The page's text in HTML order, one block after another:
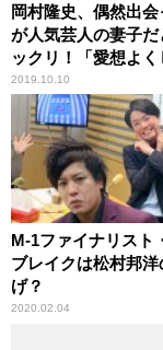
岡村隆史、偶然出
が人気芸人の妻子だ
ックリ！「愛想よく
良かった」
2019.10.10
M-1ファイナリスト
ブレイクは松村邦洋
げ？
2020.02.04